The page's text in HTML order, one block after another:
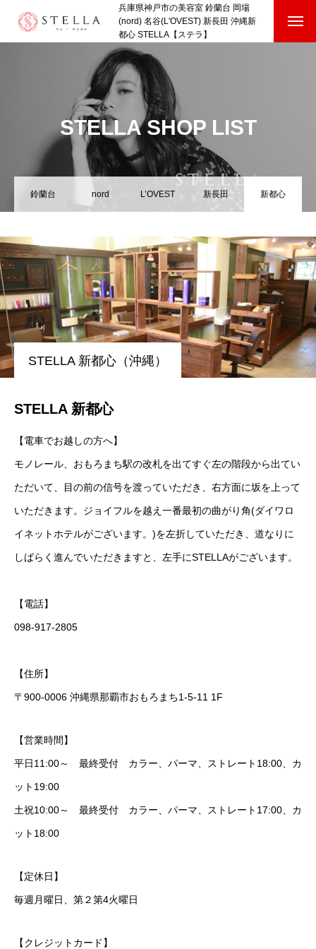
兵庫県神戸市の美容室 鈴蘭台 岡場
(nord) 名谷(L'OVEST) 新長田 沖縄新
都心 STELLA【ステラ】
STAFF VOICE
COMPANY
HOME SHOP STAFF VOICE BLOG COMPANY
STELLA SHOP LIST
鈴蘭台 nord L’OVEST 新長田 新都心
STELLA 新都心（沖縄）
STELLA 新都心
【電車でお越しの方へ】
モノレール、おもろまち駅の改札を出てすぐ左の階段から出てい
ただいて、目の前の信号を渡っていただき、右方面に坂を上って
いただきます。ジョイフルを越え一番最初の曲がり角(ダイワロ
イネットホテルがございます。)を左折していただき、道なりに
しばらく進んでいただきますと、左手にSTELLAがございます。
【電話】
098-917-2805
【住所】
〒900-0006 沖縄県那覇市おもろまち1-5-11 1F
【営業時間】
平日11:00～ 最終受付 カラー、パーマ、ストレート18:00、カ
ット19:00
土祝10:00～ 最終受付 カラー、パーマ、ストレート17:00、カ
ット18:00
【定休日】
毎週月曜日、第２第4火曜日
【クレジットカード】